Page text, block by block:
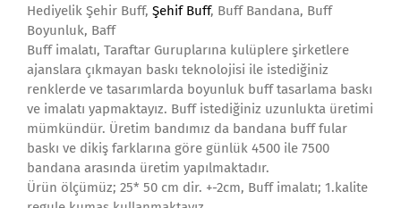
Hediyelik Şehir Buff, Şehif Buff, Buff Bandana, Buff
Boyunluk, Baff
Buff imalatı, Taraftar Guruplarına kulüplere şirketlere
ajanslara çıkmayan baskı teknolojisi ile istediğiniz
renklerde ve tasarımlarda boyunluk buff tasarlama baskı
ve imalatı yapmaktayız. Buff istediğiniz uzunlukta üretimi
mümkündür. Üretim bandımız da bandana buff fular
baskı ve dikiş farklarına göre günlük 4500 ile 7500
bandana arasında üretim yapılmaktadır.
Ürün ölçümüz; 25* 50 cm dir. +-2cm, Buff imalatı; 1.kalite